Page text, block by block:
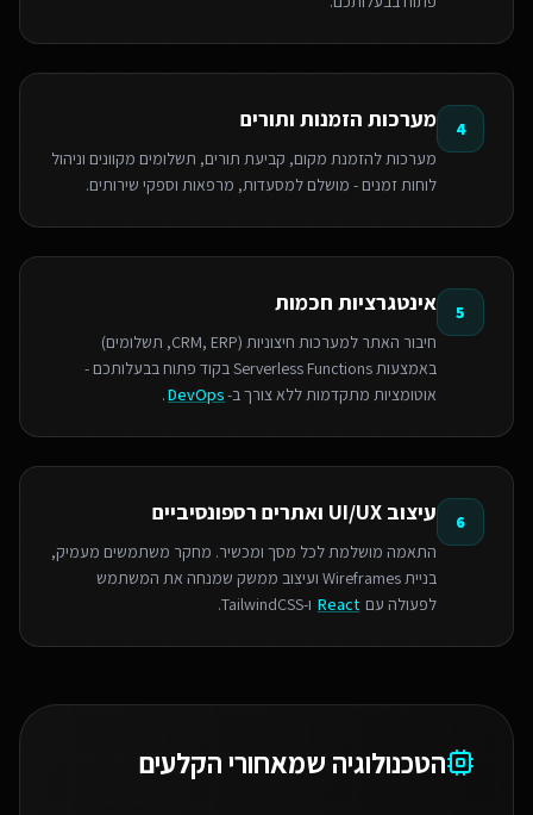
4 מערכות הזמנות ותורים
מערכות להזמנת מקום, קביעת תורים, תשלומים מקוונים וניהול
לוחות זמנים - מושלם למסעדות, מרפאות וספקי שירותים.
5 אינטגרציות חכמות
חיבור האתר למערכות חיצוניות (CRM, ERP, תשלומים)
באמצעות Serverless Functions בקוד פתוח בבעלותכם -
אוטומציות מתקדמות ללא צורך ב-DevOps
.
6 עיצוב UI/UX ואתרים רספונסיביים
התאמה מושלמת לכל מסך ומכשיר. מחקר משתמשים מעמיק,
בניית Wireframes ועיצוב ממשק שמנחה את המשתמש
לפעולה עם React ו-TailwindCSS.
הטכנולוגיה שמאחורי הקלעים